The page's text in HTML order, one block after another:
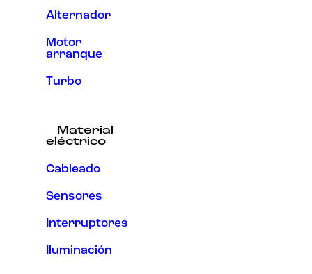
Alternador
Motor
arranque
Turbo
Material
eléctrico
Cableado
Sensores
Interruptores
Iluminación